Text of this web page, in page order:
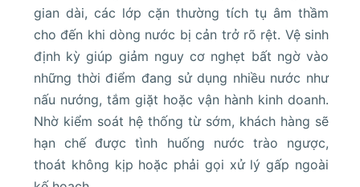
gian dài, các lớp cặn thường tích tụ âm thầm
cho đến khi dòng nước bị cản trở rõ rệt. Vệ sinh
định kỳ giúp giảm nguy cơ nghẹt bất ngờ vào
những thời điểm đang sử dụng nhiều nước như
nấu nướng, tắm giặt hoặc vận hành kinh doanh.
Nhờ kiểm soát hệ thống từ sớm, khách hàng sẽ
hạn chế được tình huống nước trào ngược,
thoát không kịp hoặc phải gọi xử lý gấp ngoài